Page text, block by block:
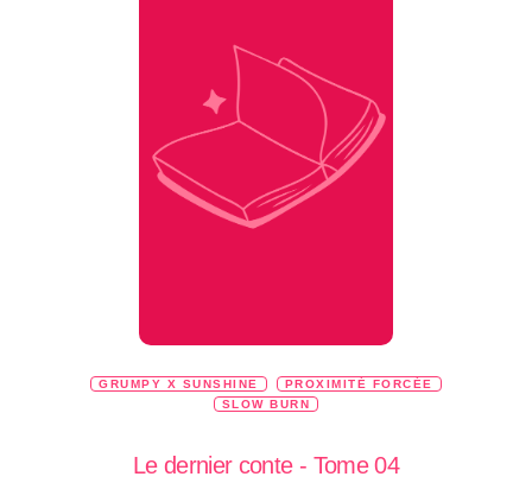
GRUMPY X SUNSHINE
PROXIMITÉ FORCÉE
SLOW BURN
Le dernier conte - Tome 04